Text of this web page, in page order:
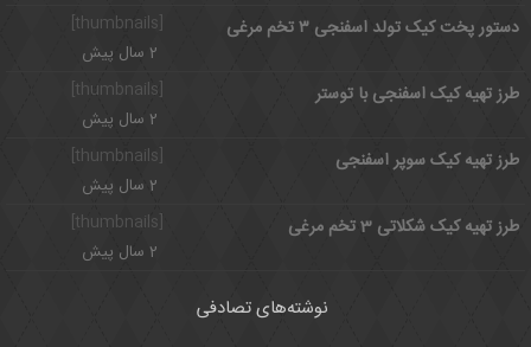
[thumbnails]
دستور پخت کیک تولد اسفنجی ۳ تخم مرغی
2 سال پیش
طرز تهیه کیک اسفنجی با توستر
2 سال پیش
[thumbnails]
طرز تهیه کیک سوپر اسفنجی
2 سال پیش
طرز تهیه کیک شکلاتی 3 تخم مرغی
2 سال پیش
نوشته‌های تصادفی